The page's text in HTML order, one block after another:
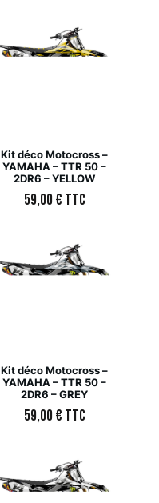
Kit déco Motocross –
YAMAHA – TTR 50 –
2DR6 – YELLOW
59,00€ TTC
Kit déco Motocross –
YAMAHA – TTR 50 –
2DR6 – GREY
59,00€ TTC